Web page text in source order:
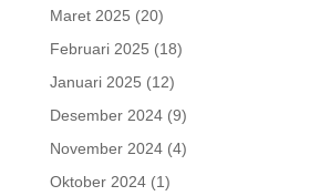
Maret 2025 (20)
Februari 2025 (18)
Januari 2025 (12)
Desember 2024(9)
November 2024(4)
Oktober 2024(1)